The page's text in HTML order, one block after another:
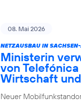
08. Mai 2026
NETZAUSBAU IN
Ministerin
von
Wirtschaft
Neuer